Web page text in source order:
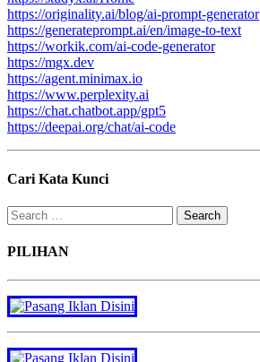
https://originality.ai/blog/ai-prompt-generator
https://generateprompt.ai/en/image-to-text
https://workik.com/ai-code-generator
https://mgx.dev
https://agent.minimax.io
https://www.perplexity.ai
https://chat.chatbot.app/gpt5
https://deepai.org/chat/ai-code
Cari Kata Kunci
Search
for:
PILIHAN